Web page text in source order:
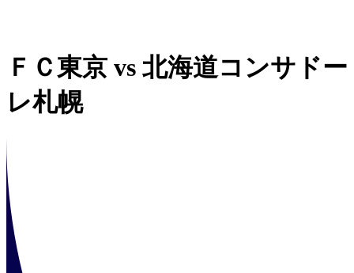
ＦＣ東京 vs 北海道コンサドー
レ札幌